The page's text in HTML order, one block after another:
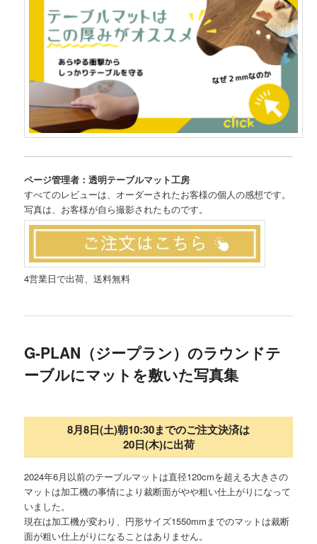
ページ管理者：透明テーブルマット工房
すべてのレビューは、オーダーされたお客様の個人の感想です。
写真は、お客様が自ら撮影されたものです。
4営業日で出荷、送料無料
G-PLAN（ジープラン）のラウンドテ
ーブルにマットを敷いた写真集
8月8日(土)朝10:30までのご注文決済は
20日(木)に出荷
2024年6月以前のテーブルマットは直径120cmを超える大きさの
マットは加工機の事情により裁断面がやや粗い仕上がりになって
いました。
現在は加工機が変わり、円形サイズ1550mmまでのマットは裁断
面が粗い仕上がりになることはありません。